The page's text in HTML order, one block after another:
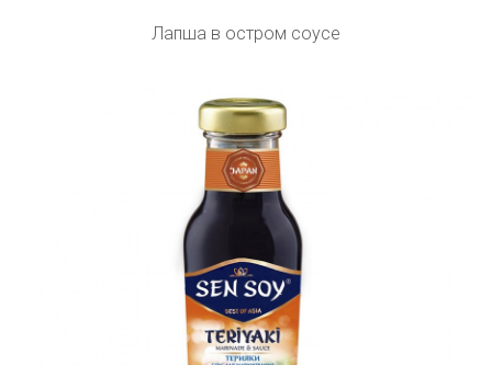
Лапша в остром соусе